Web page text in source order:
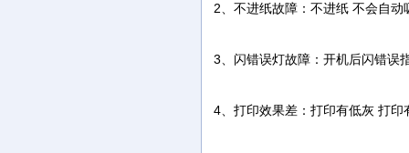
2、不进纸故障：不进纸 不会自
3、闪错误灯故障：开机后闪错误
4、打印效果差：打印有低灰 打